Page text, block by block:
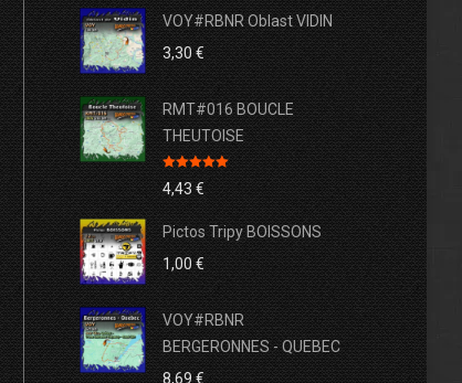
VOY#RBNR Oblast VIDIN
3,30€
RMT#016 BOUCLE
THEUTOISE
Note5.00
sur 5
4,43€
Pictos Tripy BOISSONS
1,00€
VOY#RBNR
BERGERONNES - QUEBEC
8,69€